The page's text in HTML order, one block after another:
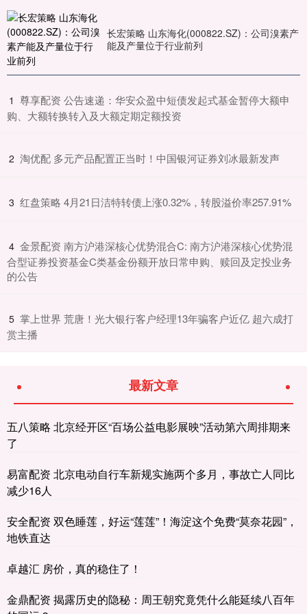
长宏策略 山东海化(000822.SZ)：公司溴素产
能及产量位于行业前列
1 ​尊享配资 公告速递：华安众盈中短债发起式基金暂停大额申
购、大额转换转入及大额定期定额投资
2 ​淘优配 多元产品配置正当时！中国银河证券刘冰最新发声
3 ​红盘策略 4月21日洁特转债上涨0.32%，转股溢价率257.91%
4 ​金景配资 南方沪港深核心优势混合C: 南方沪港深核心优势混
合型证券投资基金C类基金份额开放日常申购、赎回及定投业务
的公告
5 ​掌上世界 荒唐！光大银行客户经理13年骗客户近亿 超六成打
赏主播
最新文章
五八策略 北京经开区“百场公益电影展映”活动第六周排期来
了
易富配资 北京电动自行车新规实施两个多月，事故亡人同比
减少16人
安全配资 双色睡莲，好运“莲莲”！海淀这个免费“莫奈花园”，
地铁直达
卓越汇 房价，真的稳住了！
金鼎配资 揭露历史的隐秘：周王朝究竟凭什么能延续八百年